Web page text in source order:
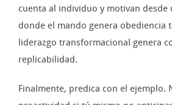
cuenta al individuo y motivan desde
donde el mando genera obediencia
liderazgo transformacional genera
replicabilidad.
Finalmente, predica con el ejemplo.